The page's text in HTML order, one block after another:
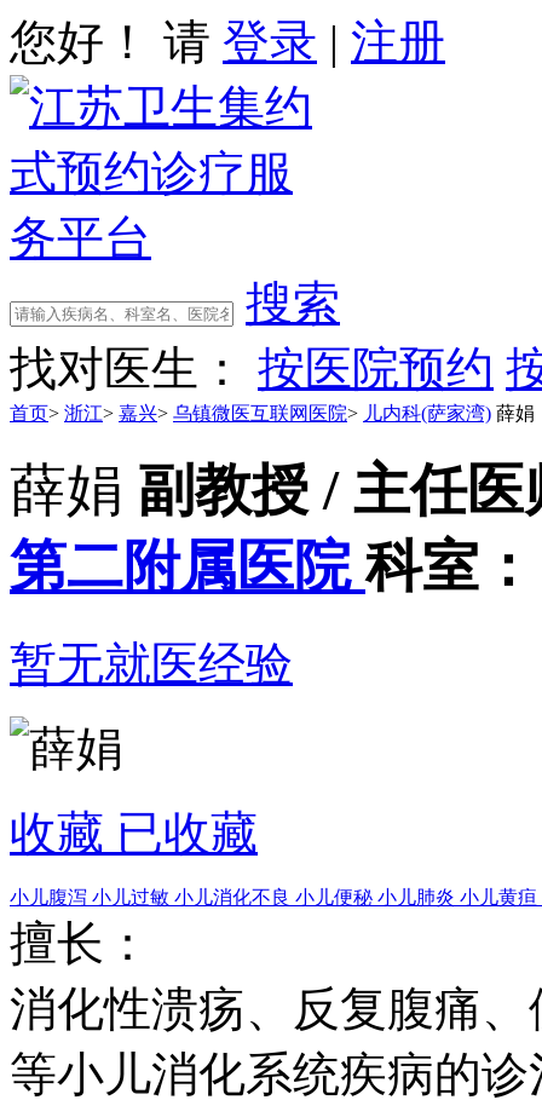
您好！ 请 登录 | 注册
搜索
找对医生：
按医院预约
首页> 浙江> 嘉兴> 乌镇微医互联网医院> 儿内科(萨家湾) 薛娟
薛娟 副教授 / 主任
第二附属医院科室：
暂无就医经验
收藏 已收藏
小儿腹泻 小儿过敏 小儿消化不良 小儿便秘 小儿肺炎 小儿黄疸
擅长：
消化性溃疡、反复腹痛
等小儿消化系统疾病的